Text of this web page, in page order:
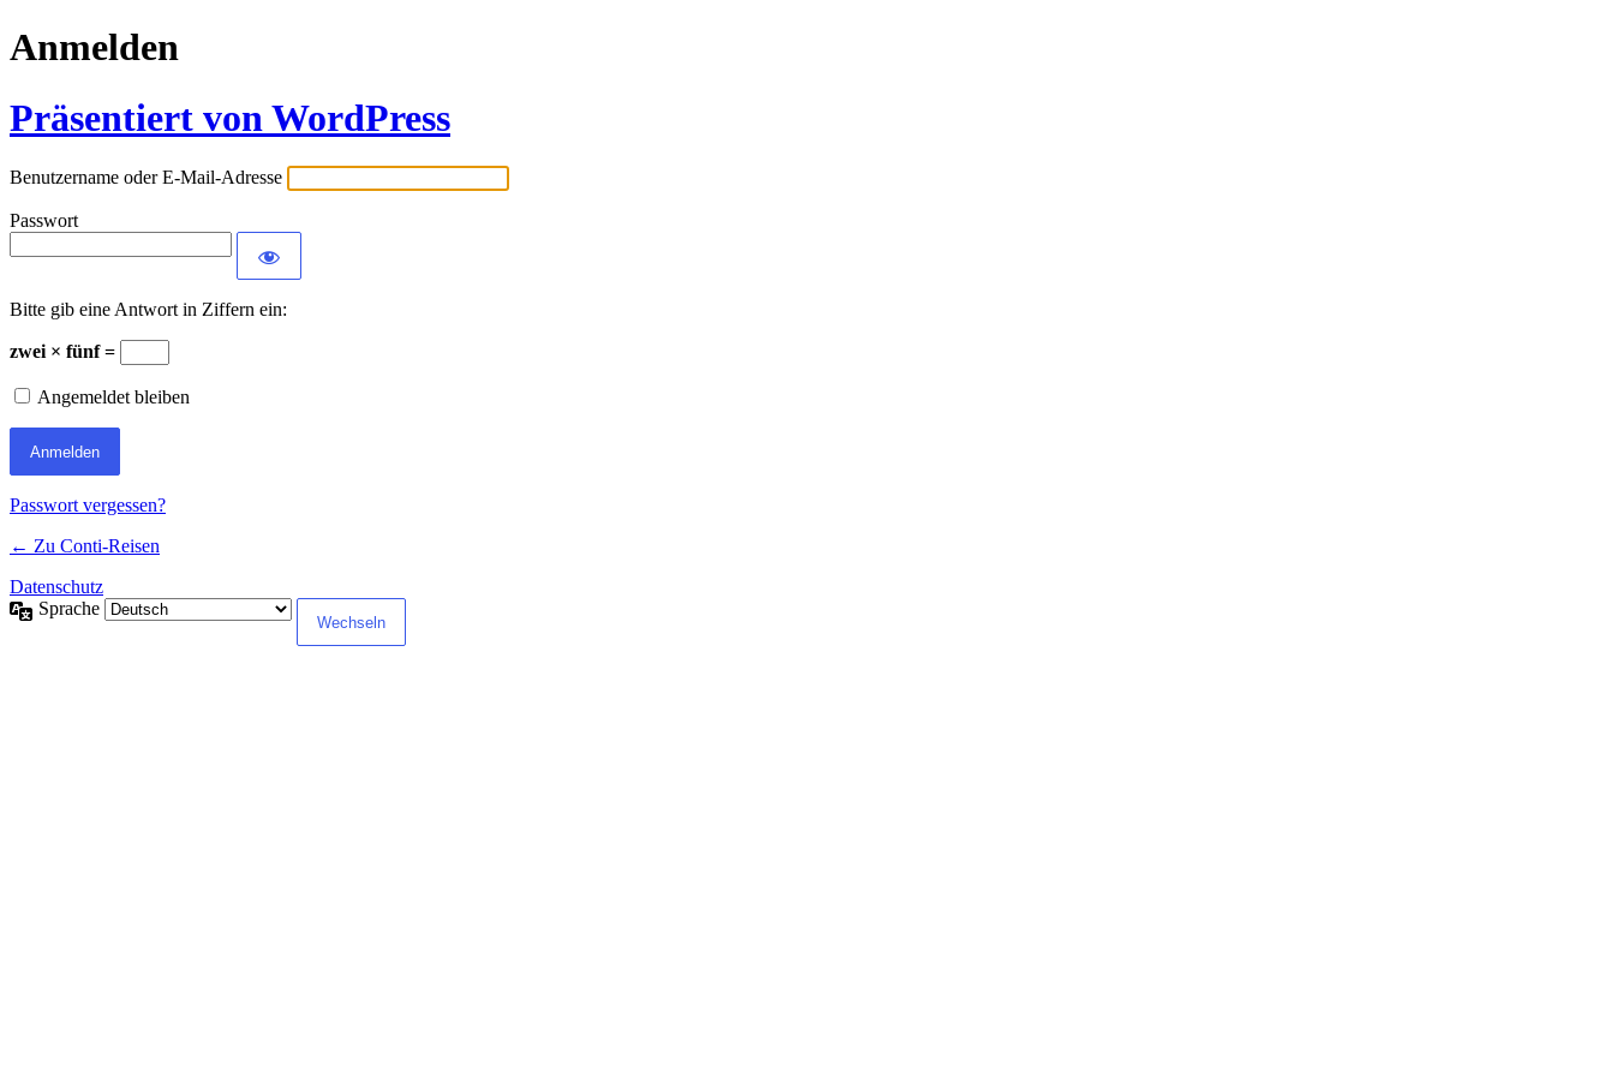
Anmelden
Präsentiert von WordPress
Benutzername oder E-Mail-Adresse
Passwort
Bitte gib eine Antwort in Ziffern ein:
zwei × fünf =
Angemeldet bleiben
Passwort vergessen?
← Zu Conti-Reisen
Datenschutz
Sprache